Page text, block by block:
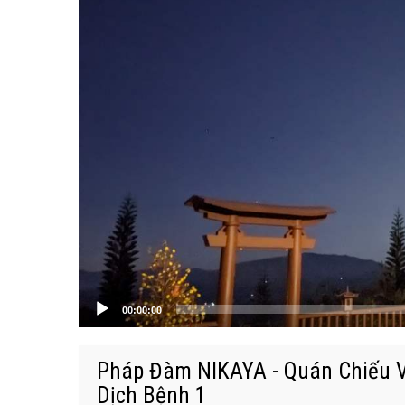
00:00:00
Pháp Đàm NIKAYA - Quán Chiếu
Dịch Bệnh 1